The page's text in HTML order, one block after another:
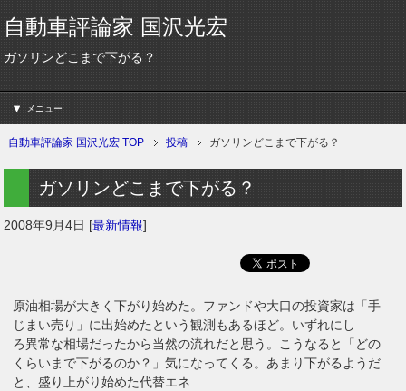
自動車評論家 国沢光宏
ガソリンどこまで下がる？
メニュー
自動車評論家 国沢光宏 TOP 投稿 ガソリンどこまで下がる？
ガソリンどこまで下がる？
2008年9月4日 [最新情報]
原油相場が大きく下がり始めた。ファンドや大口の投資家は「手
じまい売り」に出始めたという観測もあるほど。いずれにし
ろ異常な相場だったから当然の流れだと思う。こうなると「どの
くらいまで下がるのか？」気になってくる。あまり下がるようだ
と、盛り上がり始めた代替エネ